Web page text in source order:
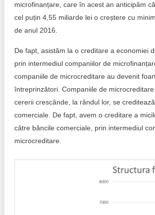
microfinanțare, care în acest an anticipăm
cel puțin 4,55 miliarde lei o creștere cu
de anul 2016.
De fapt, asistăm la o creditare a economiei
prin intermediul companiilor de
companiile de microcreditare au devenit
întreprinzători. Companiile de
cererii crescânde, la rândul lor, se
comerciale. De fapt, avem o creditare a
către băncile comerciale, prin intermediul
microcreditare.